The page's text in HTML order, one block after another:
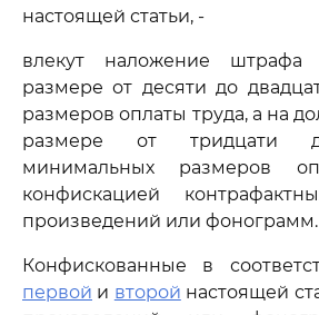
настоящей статьи, -
влекут наложение
размере от десяти до
размеров оплаты труда, а на
размере от тридцати
минимальных размеров
конфискацией
произведений или фонограмм.
Конфискованные в
первой и второй настоящей